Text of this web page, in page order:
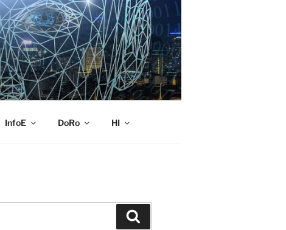
InfoE DoRo HI